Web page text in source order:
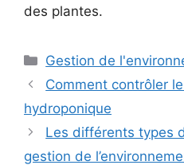
des plantes.
Catégories
Gestion de
Comment contrôler
hydroponique
Les différents types
gestion de